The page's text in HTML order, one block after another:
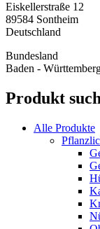
Eiskellerstraße 12
89584 Sontheim
Deutschland
Bundesland
Baden -
Produkt
Alle Produkte